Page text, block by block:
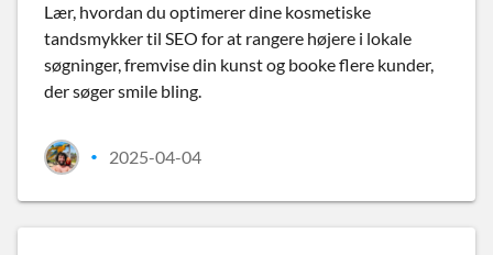
Lær, hvordan du optimerer dine kosmetiske
tandsmykker til SEO for at rangere højere i lokale
søgninger, fremvise din kunst og booke flere kunder,
der søger smile bling.
• 2025-04-04